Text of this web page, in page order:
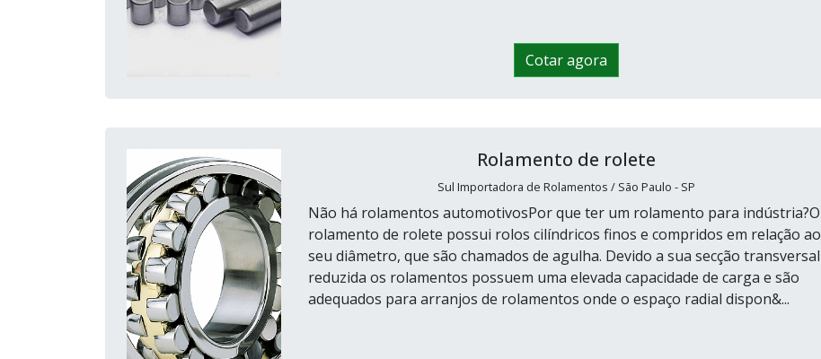
Cotar agora
Rolamento de rolete
Sul Importadora de Rolamentos / São Paulo - SP
Não há rolamentos automotivosPor que ter um rolamento para indústria?O
rolamento de rolete possui rolos cilíndricos finos e compridos em relação ao
seu diâmetro, que são chamados de agulha. Devido a sua secção transversal
reduzida os rolamentos possuem uma elevada capacidade de carga e são
adequados para arranjos de rolamentos onde o espaço radial dispon&...